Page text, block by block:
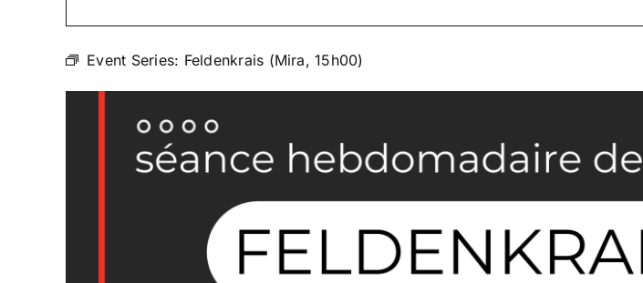
Event Series: Feldenkrais (Mira, 15h00)